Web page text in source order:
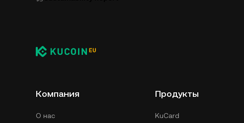
Компания
О нас
Продукты
KuCard